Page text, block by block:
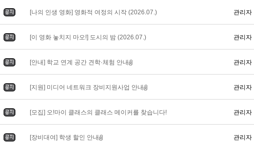
[나의 인생 영화] 영화적 여정의 시작 (2026.07.) 관리자
[이 영화 놓치지 마오!] 도시의 밤 (2026.07.) 관리자
[안내] 학교 연계 공간 견학·체험 안내 관리자
[지원] 미디어 네트워크 장비지원사업 안내 관리자
[모집] 오!마이 클래스의 클래스 메이커를 찾습니다! 관리자
[장비대여] 학생 할인 안내 관리자